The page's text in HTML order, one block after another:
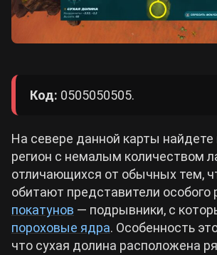
Код: 0505050505.
На севере данной карты
регион с немалым количеством
отличающихся от обычных тем,
обитают представители особого
покатунов — подрывники, с
пороховые ядра. Особенность
что сухая долина расположена